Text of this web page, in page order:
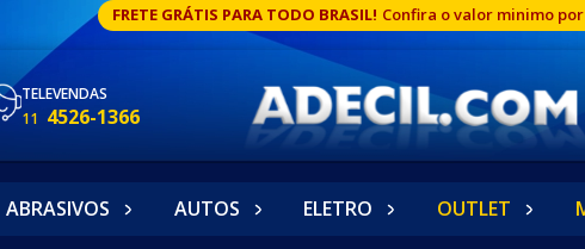
FRETE GRÁTIS PARA TODO BRASIL! Confira o valor minimo
TELEVENDAS
11 4526-1366
ABRASIVOS AUTOS ELETRO OUTLET